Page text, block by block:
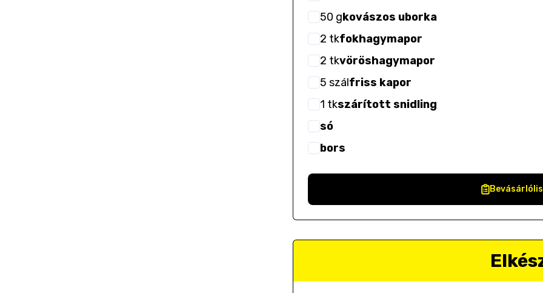
50 gkovászos uborka
2 tkfokhagymapor
2 tkvöröshagymapor
5 szálfriss kapor
1 tkszárított snidling
só
bors